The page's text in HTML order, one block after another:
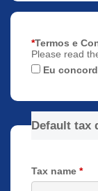
*Termos e
Please read
Eu
Default tax
*
Tax name